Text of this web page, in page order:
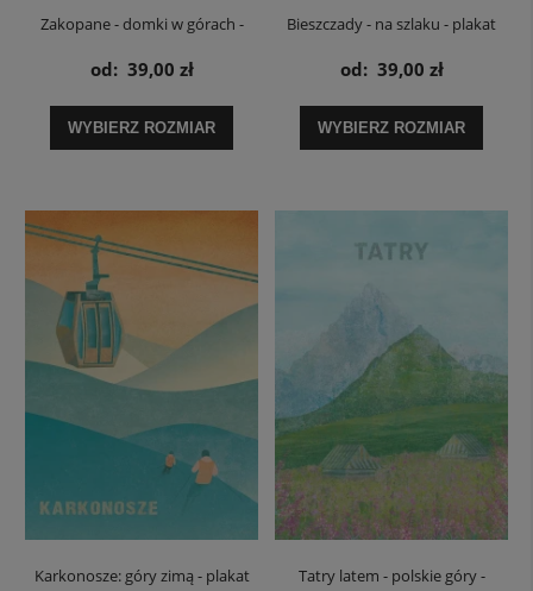
Zakopane - domki w górach -
plakat
od: 39,00 zł
WYBIERZ ROZMIAR
Bieszczady - na szlaku - plakat
od: 39,00 zł
WYBIERZ ROZMIAR
Karkonosze: góry zimą - plakat Tatry latem - polskie góry -